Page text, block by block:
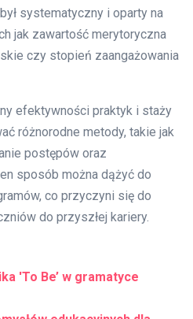
systematyczny i oparty na
jak zawartość merytoryczna
czy stopień zaangażowania
efektywności praktyk i staży
różnorodne metody, takie jak
postępów oraz
sposób można dążyć do
co przyczyni się do
do przyszłej kariery.
'To Be’ w gramatyce